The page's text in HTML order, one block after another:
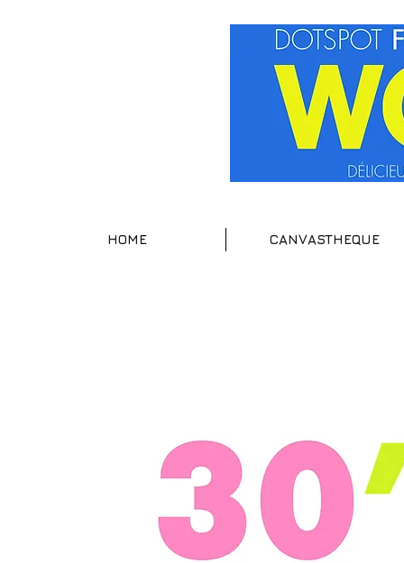
HOME CANVASTHEQUE